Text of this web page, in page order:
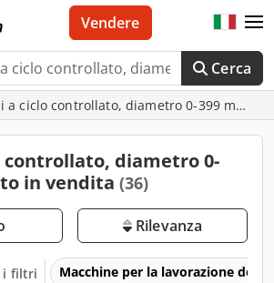
Cerca
Vendere
a ciclo controllato, diametro 0-399 mm
controllato, diametro 0-
in vendita (36)
Rilevanza
i filtri Macchine per la lavorazione del